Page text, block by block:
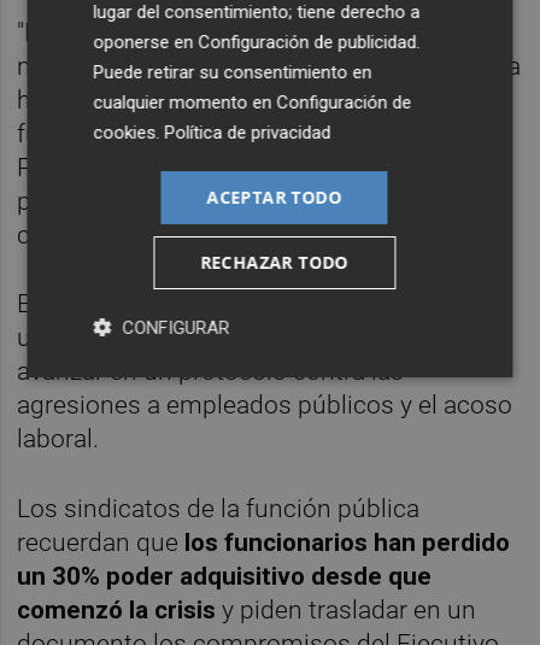
"Hay buena intención", reconocen los
negociadores que a la vez añaden que podría
haber una "ligera" subida salarial a los
funcionarios. La Mesa General de la Función
Pública tiene previsto reunirse el 16 de julio
próximo para tratar estos temas y poder
cerrar un acuerdo cuanto antes.
Este martes, las dos partes han mantenido
una reunión para abordar temas sociales y
avanzar en un protocolo contra las
agresiones a empleados públicos y el acoso
laboral.
Los sindicatos de la función pública
recuerdan que los funcionarios han perdido
un 30% poder adquisitivo desde que
comenzó la crisis y piden trasladar en un
lugar del consentimiento; tiene derecho a
oponerse enConfiguración de publicidad.
Puede retirar su consentimiento en
cualquier momento enConfiguración de
cookies.Política de privacidad
ACEPTAR TODO
RECHAZAR TODO
CONFIGURAR